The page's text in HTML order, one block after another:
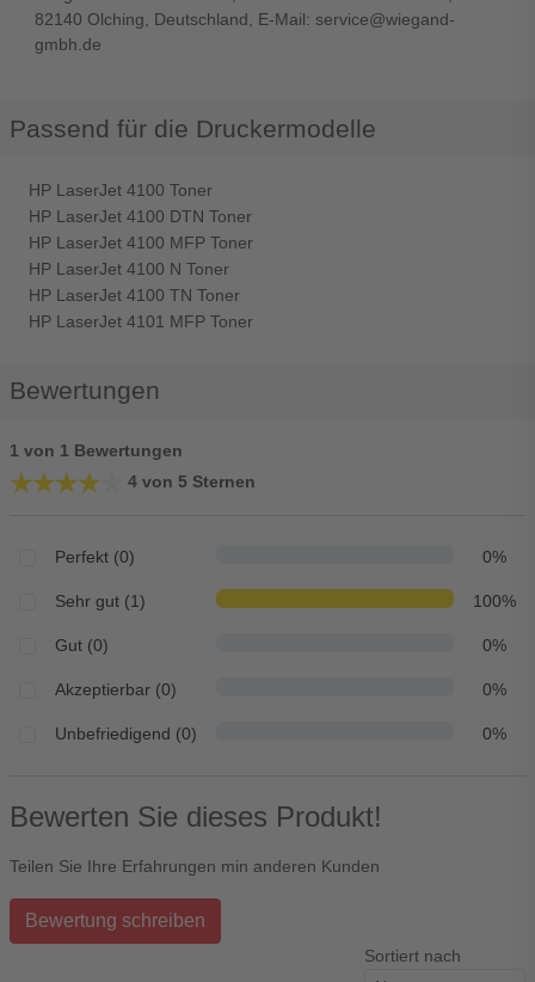
82140 Olching, Deutschland, E-Mail: service@wiegand-
gmbh.de
Passend für die Druckermodelle
HP LaserJet 4100 Toner
HP LaserJet 4100 DTN Toner
HP LaserJet 4100 MFP Toner
HP LaserJet 4100 N Toner
HP LaserJet 4100 TN Toner
HP LaserJet 4101 MFP Toner
Bewertungen
1 von 1 Bewertungen
★★★★★
★★★★★ 4 von 5 Sternen
Perfekt (0) 0%
Sehr gut (1) 100%
Gut (0) 0%
Akzeptierbar (0) 0%
Unbefriedigend (0) 0%
Bewerten Sie dieses Produkt!
Teilen Sie Ihre Erfahrungen min anderen Kunden
Bewertung schreiben
Sortiert nach